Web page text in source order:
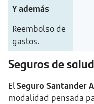
Y además
Reembolso de
gastos.
Seguros de
ElSeguro Santander
modalidad pensada